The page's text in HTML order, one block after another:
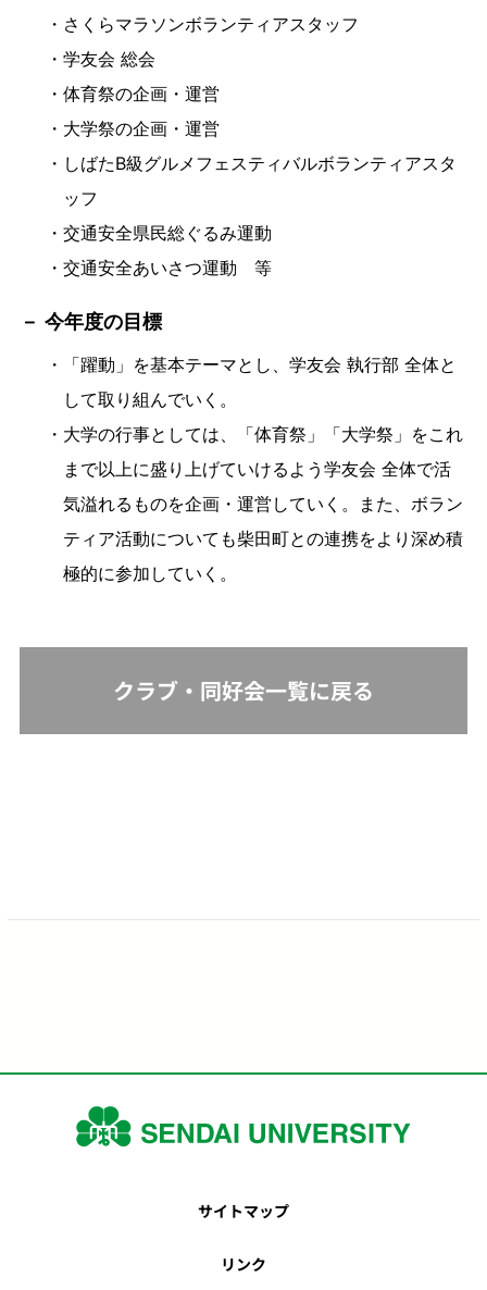
さくらマラソンボランティアスタッフ
学友会 総会
体育祭の企画・運営
大学祭の企画・運営
しばたB級グルメフェスティバルボランティアスタ
ッフ
交通安全県民総ぐるみ運動
交通安全あいさつ運動 等
今年度の目標
「躍動」を基本テーマとし、学友会 執行部 全体と
して取り組んでいく。
大学の行事としては、「体育祭」「大学祭」をこれ
まで以上に盛り上げていけるよう学友会 全体で活
気溢れるものを企画・運営していく。また、ボラン
ティア活動についても柴田町との連携をより深め積
極的に参加していく。
クラブ・同好会一覧に戻る
サイトマップ
リンク